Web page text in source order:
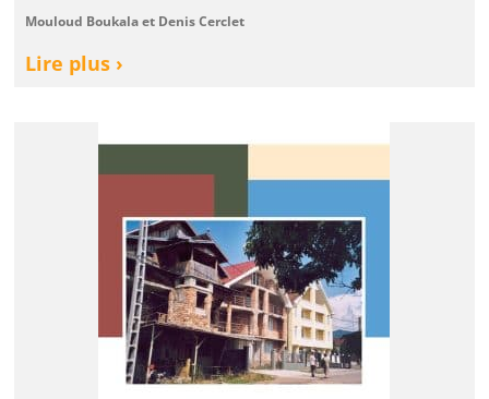
Mouloud Boukala et Denis Cerclet
Lire plus ›